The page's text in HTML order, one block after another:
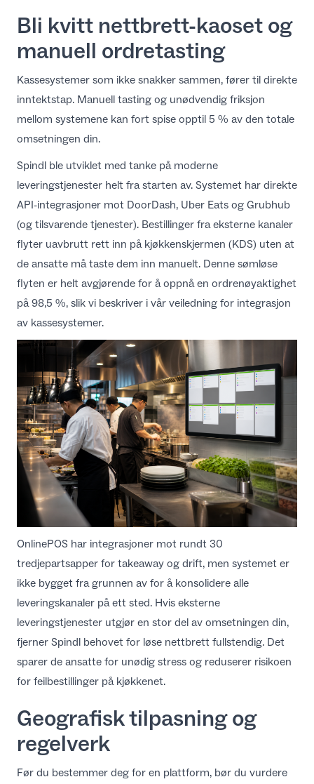
Bli kvitt nettbrett-kaoset og
manuell ordretasting
Kassesystemer som ikke snakker sammen, fører til direkte
inntektstap. Manuell tasting og unødvendig friksjon
mellom systemene kan fort spise opptil 5 % av den totale
omsetningen din.
Spindl ble utviklet med tanke på moderne
leveringstjenester helt fra starten av. Systemet har direkte
API-integrasjoner mot DoorDash, Uber Eats og Grubhub
(og tilsvarende tjenester). Bestillinger fra eksterne kanaler
flyter uavbrutt rett inn på kjøkkenskjermen (KDS) uten at
de ansatte må taste dem inn manuelt. Denne sømløse
flyten er helt avgjørende for å oppnå en ordrenøyaktighet
på 98,5 %, slik vi beskriver i vår veiledning for integrasjon
av kassesystemer.
OnlinePOS har integrasjoner mot rundt 30
tredjepartsapper for takeaway og drift, men systemet er
ikke bygget fra grunnen av for å konsolidere alle
leveringskanaler på ett sted. Hvis eksterne
leveringstjenester utgjør en stor del av omsetningen din,
fjerner Spindl behovet for løse nettbrett fullstendig. Det
sparer de ansatte for unødig stress og reduserer risikoen
for feilbestillinger på kjøkkenet.
Geografisk tilpasning og
regelverk
Før du bestemmer deg for en plattform, bør du vurdere